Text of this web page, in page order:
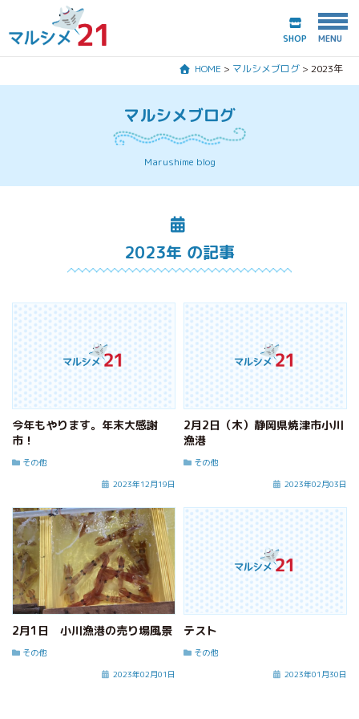
マルシメ21とは？
会社案内
お問合わせ
SHOP
HOME > マルシメブログ > 2023年
マルシメブログ
Marushime blog
2023年 の記事
今年もやります。年末大感謝
市！
その他
2023年12月19日
2月2日（木）静岡県焼津市小川
漁港
その他
2023年02月03日
2月1日 小川漁港の売り場風景
その他
2023年02月01日
テスト
その他
2023年01月30日